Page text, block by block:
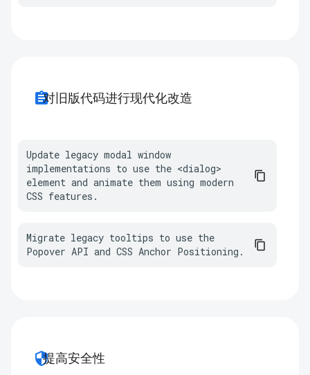
assignment对旧版代码进行现代化改造
Update legacy modal window
implementations to use the <dialog>
element and animate them using modern
CSS features.
Migrate legacy tooltips to use the
Popover API and CSS Anchor Positioning.
security提高安全性